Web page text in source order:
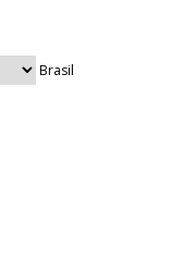
Brasil